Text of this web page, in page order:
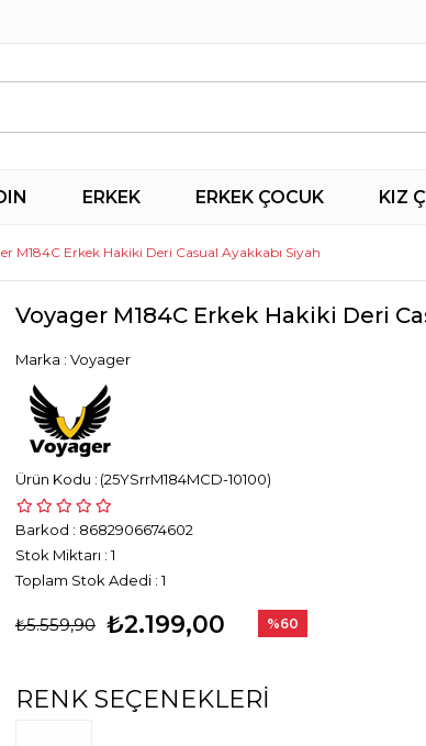
ERKEK ERKEK ÇOCUK KIZ
M184C Erkek Hakiki Deri Casual Ayakkabı Siyah
Voyager M184C Erkek Hakiki Deri
Marka : Voyager
(25YSrrM184MCD-10100)
Barkod : 8682906674602
Stok Miktarı : 1
Toplam Stok Adedi : 1
₺5.559,90 ₺2.199,00 %60
RENK SEÇENEKLERI